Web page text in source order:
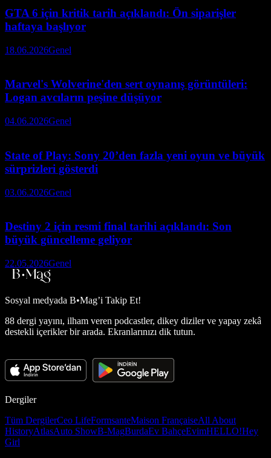
GTA 6 için kritik tarih açıklandı: Ön siparişler
haftaya başlıyor
18.06.2026Genel
Marvel's Wolverine'den sert oynanış görüntüleri:
Logan avcıların peşine düşüyor
04.06.2026Genel
State of Play: Sony 20’den fazla yeni oyun ve büyük
sürprizleri gösterdi
03.06.2026Genel
Destiny 2 için resmi final tarihi açıklandı: Son
büyük güncelleme geliyor
22.05.2026Genel
Sosyal medyada B•Mag’i Takip Et!
88 dergi yayını, ilham veren podcastler, dikey diziler ve yapay zekâ
destekli içerikler bir arada. Ekranlarınızı dik tutun.
Dergiler
Tüm DergilerCeo LifeFormsanteMaison FrançaiseAll About
HistoryAtlasAuto ShowB-MagBurdaEv BahçeEvimHELLO!Hey
Girl